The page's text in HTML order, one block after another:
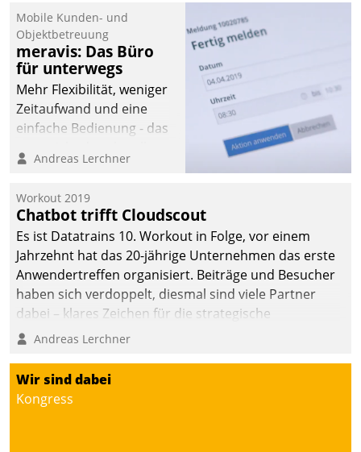
integrieren.
Mobile Kunden- und
Objektbetreuung
meravis: Das Büro
für unterwegs
Mehr Flexibilität, weniger
Zeitaufwand und eine
einfache Bedienung - das
Cockpit für mobile
Datatrain. Die meravis
Wohnungsbau- und
Immobilien GmbH hat
sich dabei für den Betrieb
der Lösung über die SAP
Cloud Platform
entschieden - als erstes
Unternehmen am
Wohnungsmarkt.
Andreas Lerchner
Workout 2019
Chatbot trifft Cloudscout
Es ist Datatrains 10. Workout in Folge, vor einem
Jahrzehnt hat das 20-jährige Unternehmen das erste
Anwendertreffen organisiert. Beiträge und Besucher
haben sich verdoppelt, diesmal sind viele Partner
dabei – klares Zeichen für die strategische
Fokussierung auf den Kunden.
Andreas Lerchner
Wir sind dabei
Kongress